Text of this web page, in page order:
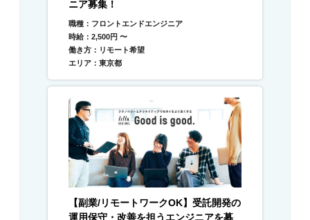
ニア募集！
職種：フロントエンドエンジニア
時給：2,500円 〜
働き方：リモート希望
エリア：東京都
【副業/リモートワークOK】受託開発の
運用保守・改善を担うエンジニアを募